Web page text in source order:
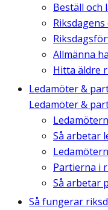
Beställ och
Allmänna
Hitta äldre
Ledamöter &
Ledamöter &
Så arbetar
Partierna i
Så arbetar
Så fungerar